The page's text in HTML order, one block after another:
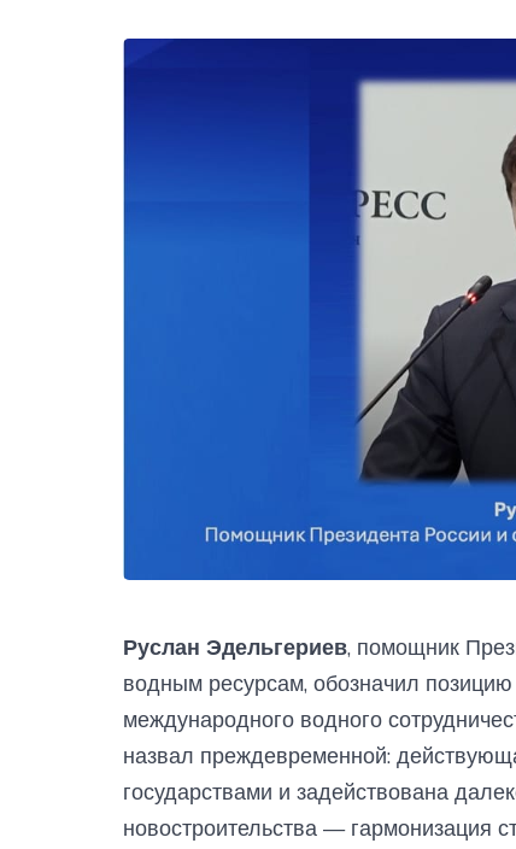
Руслан Эдельгериев, помощник
водным ресурсам, обозначил
международного водного
назвал преждевременной:
государствами и задействована
новостроительства — гармонизация